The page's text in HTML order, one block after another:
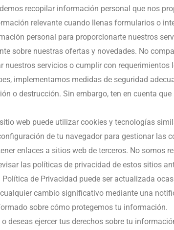
recopilar información personal que nos
relevante cuando llenas formularios o
personal para proporcionarte nuestros
sobre nuestras ofertas y novedades. No
nuestros servicios o cumplir con requerimientos
implementamos medidas de seguridad
o destrucción. Sin embargo, ten en cuenta
web puede utilizar cookies y tecnologías
de tu navegador para gestionar las
enlaces a sitios web de terceros. No somos
las políticas de privacidad de estos sitios
de Privacidad puede ser actualizada
cambio significativo mediante una
sobre cómo protegemos tu información.
deseas ejercer tus derechos sobre tu